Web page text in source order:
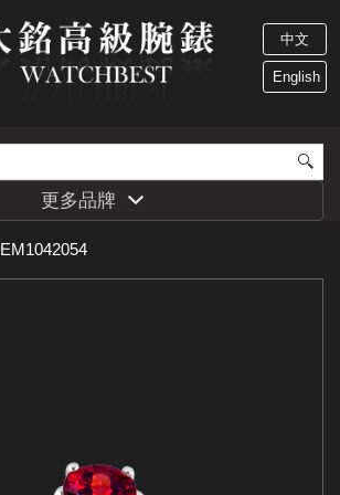
中文
English
更多品牌
EM1042054